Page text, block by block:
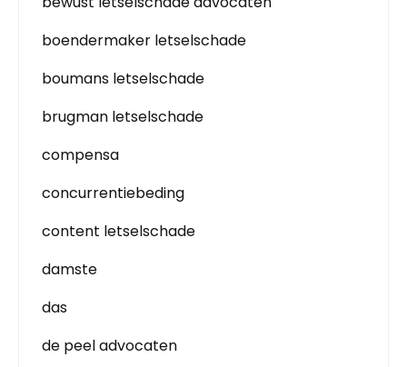
boendermaker letselschade
boumans letselschade
brugman letselschade
compensa
concurrentiebeding
content letselschade
damste
das
de peel advocaten